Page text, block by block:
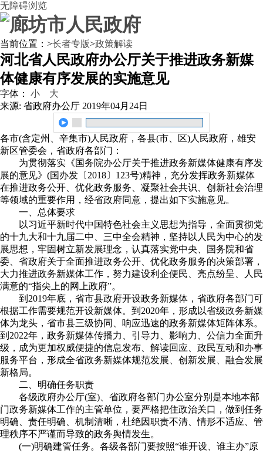
无障碍浏览
当前位置： >长者专版>政策解读
河北省人民政府办公厅关于推进政务新媒
体健康有序发展的实施意见
字体： 小
大
来源: 省政府办公厅 2019年04月24日
各市(含定州、辛集市)人民政府，各县(市、区)人民政府，雄安
新区管委会，省政府各部门：
为贯彻落实《国务院办公厅关于推进政务新媒体健康有序发
展的意见》(国办发〔2018〕123号)精神，充分发挥政务新媒体
在推进政务公开、优化政务服务、凝聚社会共识、创新社会治理
等领域的重要作用，经省政府同意，提出如下实施意见。
一、总体要求
以习近平新时代中国特色社会主义思想为指导，全面贯彻党
的十九大和十九届二中、三中全会精神，坚持以人民为中心的发
展思想，牢固树立新发展理念，认真落实党中央、国务院和省
委、省政府关于全面推进政务公开、优化政务服务的决策部署，
大力推进政务新媒体工作，努力建设利企便民、亮点纷呈、人民
满意的“指尖上的网上政府”。
到2019年底，省市县政府开设政务新媒体，省政府各部门可
根据工作需要规范开设新媒体。到2020年，形成以省级政务新媒
体为龙头，省市县三级协同、响应迅速的政务新媒体矩阵体系。
到2022年，政务新媒体传播力、引导力、影响力、公信力全面升
级，成为更加权威便捷的信息发布、解读回应、政民互动和办事
服务平台，形成全省政务新媒体规范发展、创新发展、融合发展
新格局。
二、明确任务职责
各级政府办公厅(室)、省政府各部门办公室分别是本地本部
门政务新媒体工作的主管单位，要严格把住政治关口，做到任务
明确、责任明确、机制清晰，杜绝因职责不清、情形不适应、管
理秩序不严谨而导致的政务舆情发生。
(一)明确建管任务。各级各部门要按照“谁开设、谁主办”原